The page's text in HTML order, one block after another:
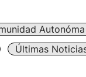
Últimas